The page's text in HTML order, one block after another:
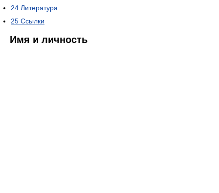
24 Литература
25 Ссылки
Имя и личность